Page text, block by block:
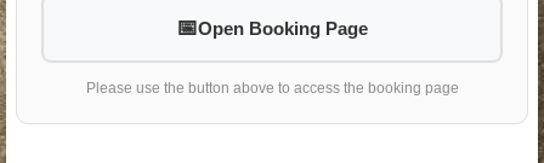
Open Booking Page
Please use the button above to access the booking page